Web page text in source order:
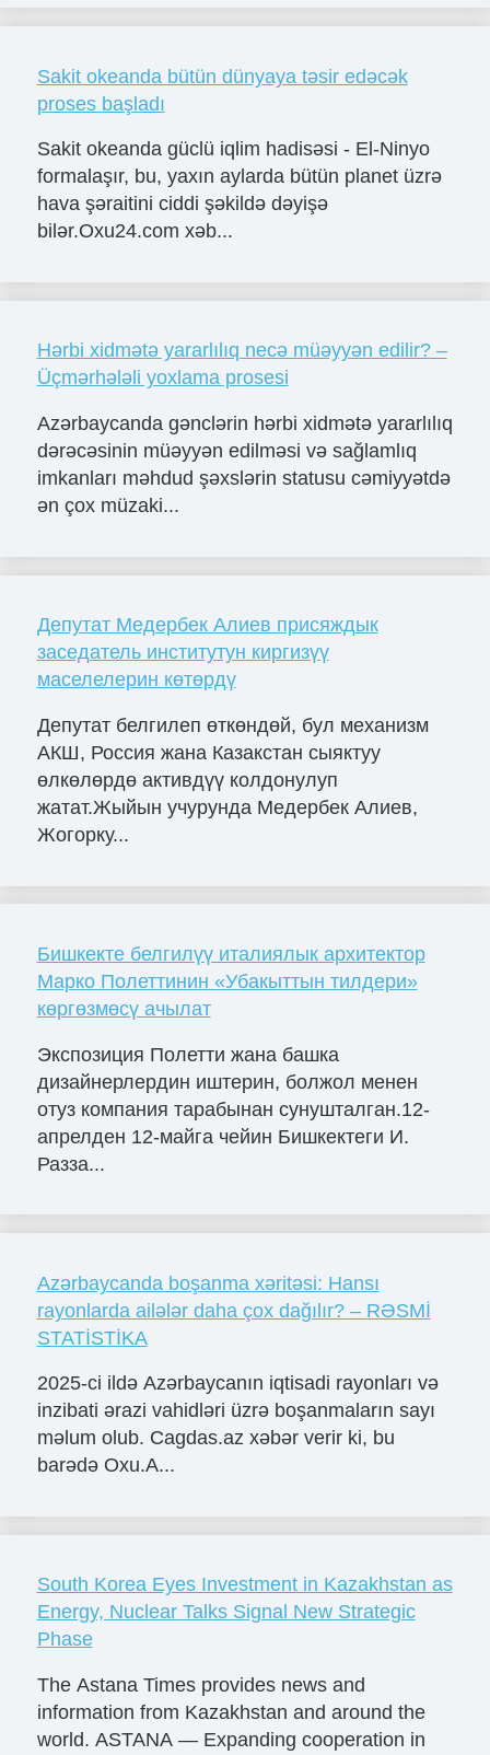
Sakit okeanda bütün dünyaya təsir edəcək
proses başladı
Sakit okeanda güclü iqlim hadisəsi - El-Ninyo
formalaşır, bu, yaxın aylarda bütün planet üzrə
hava şəraitini ciddi şəkildə dəyişə
bilər.Oxu24.com xəb...
Hərbi xidmətə yararlılıq necə müəyyən edilir? –
Üçmərhələli yoxlama prosesi
Azərbaycanda gənclərin hərbi xidmətə yararlılıq
dərəcəsinin müəyyən edilməsi və sağlamlıq
imkanları məhdud şəxslərin statusu cəmiyyətdə
ən çox müzaki...
Депутат Медербек Алиев присяждык
заседатель институтун киргизүү
маселелерин көтөрдү
Депутат белгилеп өткөндөй, бул механизм
АКШ, Россия жана Казакстан сыяктуу
өлкөлөрдө активдүү колдонулуп
жатат.Жыйын учурунда Медербек Алиев,
Жогорку...
Бишкекте белгилүү италиялык архитектор
Марко Полеттинин «Убакыттын тилдери»
көргөзмөсү ачылат
Экспозиция Полетти жана башка
дизайнерлердин иштерин, болжол менен
отуз компания тарабынан сунушталган.12-
апрелден 12-майга чейин Бишкектеги И.
Разза...
Azərbaycanda boşanma xəritəsi: Hansı
rayonlarda ailələr daha çox dağılır? – RƏSMİ
STATİSTİKA
2025-ci ildə Azərbaycanın iqtisadi rayonları və
inzibati ərazi vahidləri üzrə boşanmaların sayı
məlum olub. Cagdas.az xəbər verir ki, bu
barədə Oxu.A...
South Korea Eyes Investment in Kazakhstan as
Energy, Nuclear Talks Signal New Strategic
Phase
The Astana Times provides news and
information from Kazakhstan and around the
world. ASTANA — Expanding cooperation in